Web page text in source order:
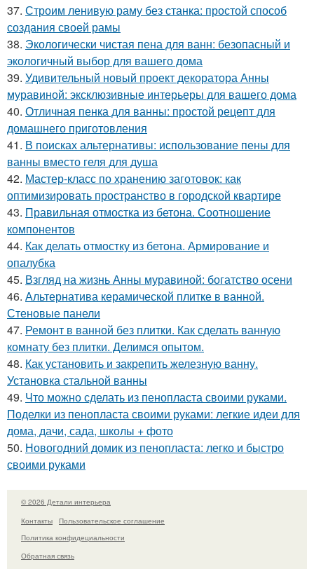
37. Строим ленивую раму без станка: простой способ
создания своей рамы
38. Экологически чистая пена для ванн: безопасный и
экологичный выбор для вашего дома
39. Удивительный новый проект декоратора Анны
муравиной: эксклюзивные интерьеры для вашего дома
40. Отличная пенка для ванны: простой рецепт для
домашнего приготовления
41. В поисках альтернативы: использование пены для
ванны вместо геля для душа
42. Мастер-класс по хранению заготовок: как
оптимизировать пространство в городской квартире
43. Правильная отмостка из бетона. Соотношение
компонентов
44. Как делать отмостку из бетона. Армирование и
опалубка
45. Взгляд на жизнь Анны муравиной: богатство осени
46. Альтернатива керамической плитке в ванной.
Стеновые панели
47. Ремонт в ванной без плитки. Как сделать ванную
комнату без плитки. Делимся опытом.
48. Как установить и закрепить железную ванну.
Установка стальной ванны
49. Что можно сделать из пенопласта своими руками.
Поделки из пенопласта своими руками: легкие идеи для
дома, дачи, сада, школы + фото
50. Новогодний домик из пенопласта: легко и быстро
своими руками
© 2026 Детали интерьера
Контакты
Пользовательское соглашение
Политика конфидециальности
Обратная связь